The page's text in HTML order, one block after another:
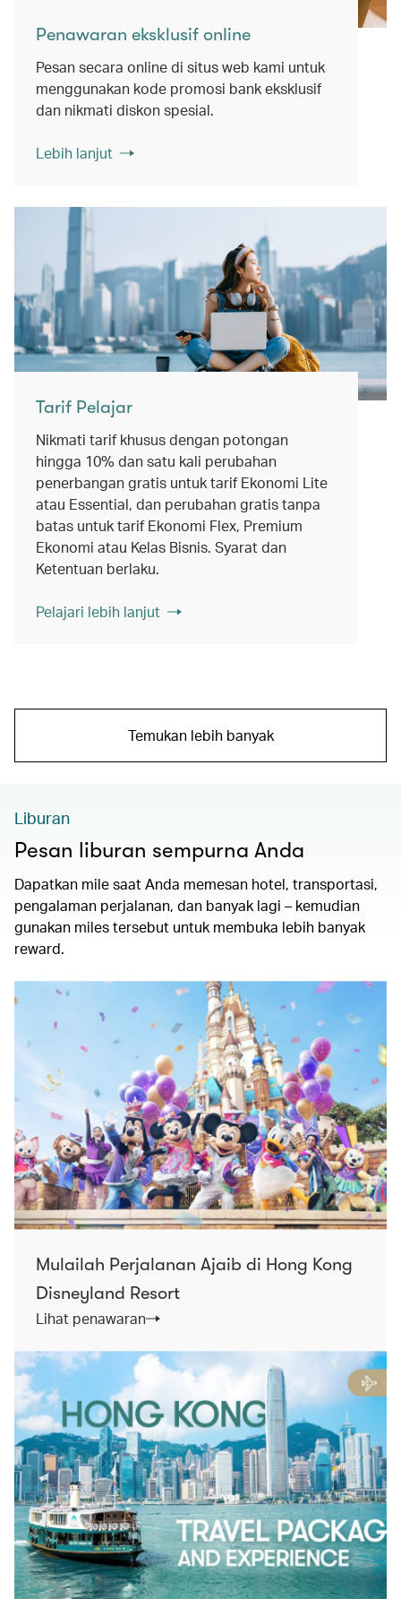
Penawaran eksklusif online
Pesan secara online di situs web kami untuk
menggunakan kode promosi bank eksklusif
dan nikmati diskon spesial.
Lebih lanjut
Tarif Pelajar
Nikmati tarif khusus dengan potongan
hingga 10% dan satu kali perubahan
penerbangan gratis untuk tarif Ekonomi Lite
atau Essential, dan perubahan gratis tanpa
batas untuk tarif Ekonomi Flex, Premium
Ekonomi atau Kelas Bisnis. Syarat dan
Ketentuan berlaku.
Pelajari lebih lanjut
Temukan lebih banyak
Liburan
Pesan liburan sempurna Anda
Dapatkan mile saat Anda memesan hotel, transportasi,
pengalaman perjalanan, dan banyak lagi – kemudian
gunakan miles tersebut untuk membuka lebih banyak
reward.
Mulailah Perjalanan Ajaib di Hong Kong
Disneyland Resort
Lihat penawaran